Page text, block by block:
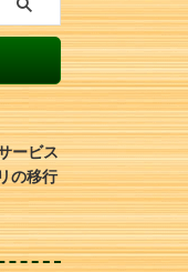
ービス
の移行